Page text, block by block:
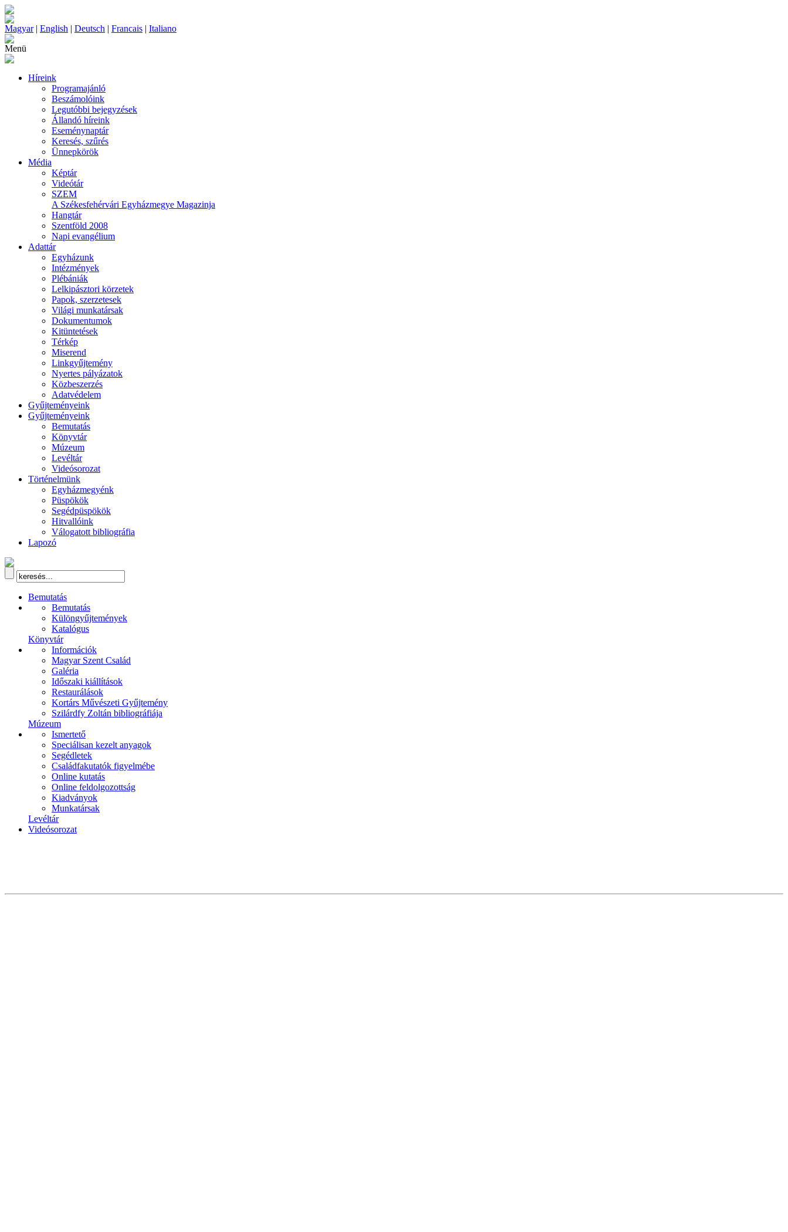
Magyar| English | Deutsch | Francais | Italiano
Menü
Híreink
Programajánló
Beszámolóink
Legutóbbi bejegyzések
Állandó híreink
Eseménynaptár
Keresés, szűrés
Ünnepkörök
Média
Képtár
Videótár
SZEM
A Székesfehérvári Egyházmegye Magazinja
Hangtár
Szentföld 2008
Napi evangélium
Adattár
Egyházunk
Intézmények
Plébániák
Lelkipásztori körzetek
Papok, szerzetesek
Világi munkatársak
Dokumentumok
Kitüntetések
Térkép
Miserend
Linkgyűjtemény
Nyertes pályázatok
Közbeszerzés
Adatvédelem
Gyűjteményeink
Gyűjteményeink
Bemutatás
Könyvtár
Múzeum
Levéltár
Videósorozat
Történelmünk
Egyházmegyénk
Püspökök
Segédpüspökök
Hitvallóink
Válogatott bibliográfia
Lapozó
Bemutatás
Bemutatás
Különgyűjtemények
Katalógus
Könyvtár
Információk
Magyar Szent Család
Galéria
Időszaki kiállítások
Restaurálások
Kortárs Művészeti Gyűjtemény
Szilárdfy Zoltán bibliográfiája
Múzeum
Ismertető
Speciálisan kezelt anyagok
Segédletek
Családfakutatók figyelmébe
Online kutatás
Online feldolgozottság
Kiadványok
Munkatársak
Levéltár
Videósorozat